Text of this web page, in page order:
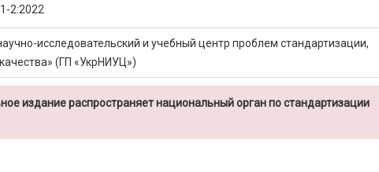
2:2022
исследовательский и учебный центр проблем стандартизации,
(ГП «УкрНИУЦ»)
издание распространяет национальный орган по стандартизации